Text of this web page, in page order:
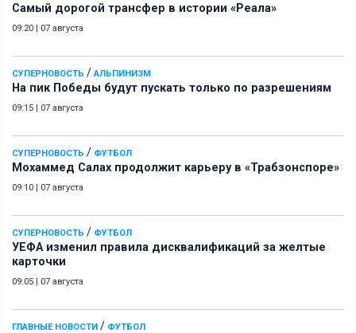
Самый дорогой трансфер в истории «Реала»
09:20 | 07 августа
СУПЕРНОВОСТЬ / АЛЬПИНИЗМ
На пик Победы будут пускать только по разрешениям
09:15 | 07 августа
СУПЕРНОВОСТЬ / ФУТБОЛ
Мохаммед Салах продолжит карьеру в «Трабзонспоре»
09:10 | 07 августа
СУПЕРНОВОСТЬ / ФУТБОЛ
УЕФА изменил правила дисквалификаций за желтые
карточки
09:05 | 07 августа
ГЛАВНЫЕ НОВОСТИ / ФУТБОЛ